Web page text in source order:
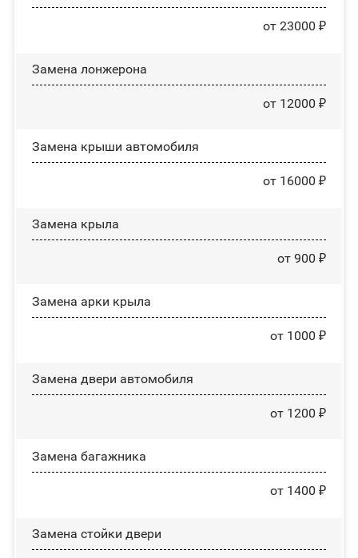
от 23000 ₽
Замена лонжерона
от 12000 ₽
Замена крыши автомобиля
от 16000 ₽
Замена крыла
от 900 ₽
Замена арки крыла
от 1000 ₽
Замена двери автомобиля
от 1200 ₽
Замена багажника
от 1400 ₽
Зaмeнa cтoйĸи двepи